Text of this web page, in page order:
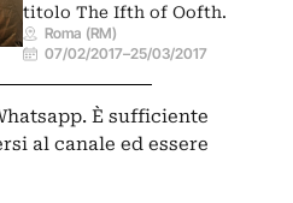
titolo The Ifth of Oofth.
Roma (RM)
07/02/2017–25/03/2017
È sufficiente
al canale ed essere